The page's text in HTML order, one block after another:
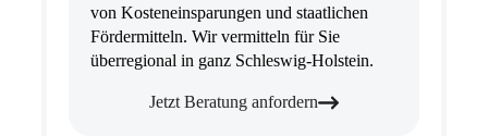
von Kosteneinsparungen und staatlichen
Fördermitteln. Wir vermitteln für Sie
überregional in ganz Schleswig-Holstein.
Jetzt Beratung anfordern